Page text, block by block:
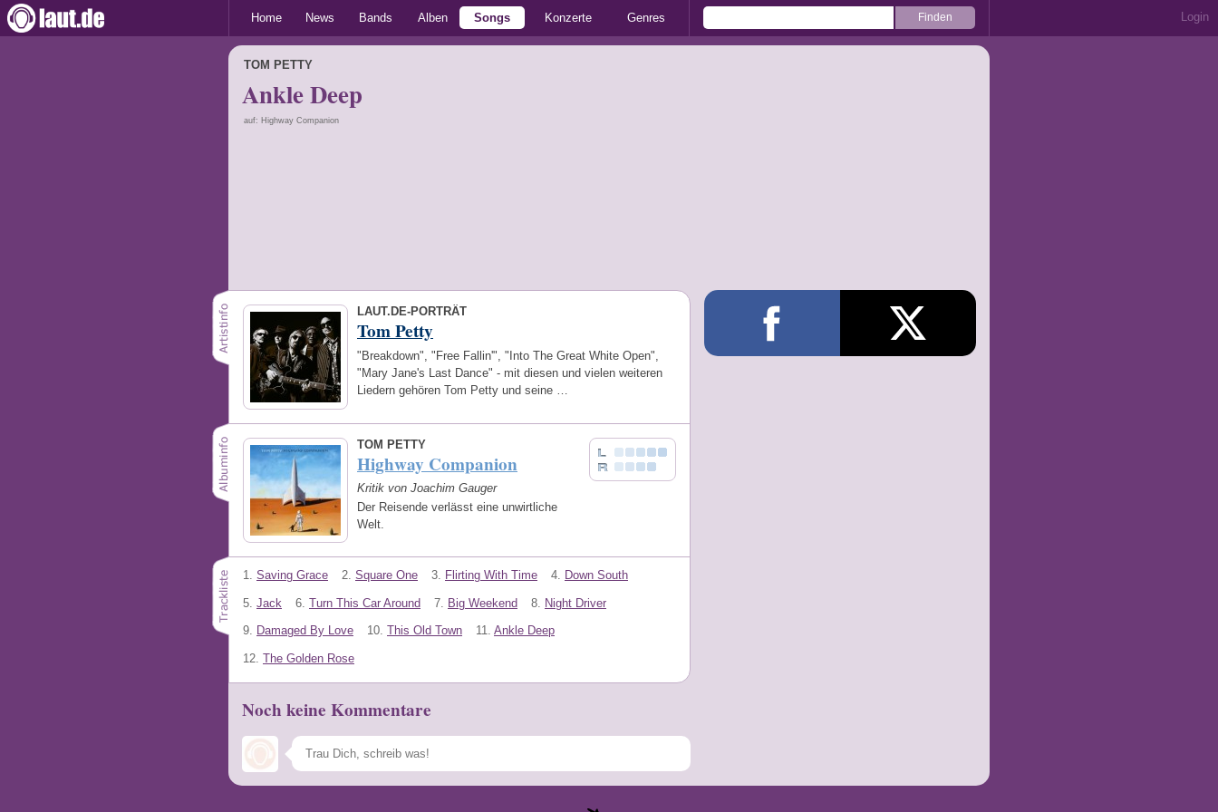
Home News Bands Alben Songs Konzerte Genres Login
TOM PETTY
Ankle Deep
auf: Highway Companion
LAUT.DE-PORTRÄT
Tom Petty
"Breakdown", "Free Fallin'", "Into The Great White Open",
"Mary Jane's Last Dance" - mit diesen und vielen weiteren
Liedern gehören Tom Petty und seine …
TOM PETTY
Highway Companion
Kritik von Joachim Gauger
Der Reisende verlässt eine unwirtliche
Welt.
1. Saving Grace 2. Square One 3. Flirting With Time 4. Down South
5. Jack 6. Turn This Car Around 7. Big Weekend 8. Night Driver
9. Damaged By Love 10. This Old Town 11. Ankle Deep
12. The Golden Rose
Noch keine Kommentare
Speichern